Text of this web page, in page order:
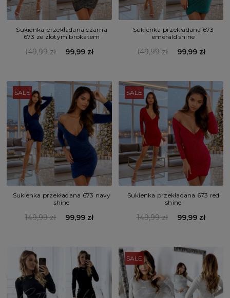
Sukienka przekładana czarna
673 ze złotym brokatem
149,99 zł 99,99 zł
Sukienka przekładana 673
emerald shine
149,99 zł 99,99 zł
SALE
Sukienka przekładana 673 navy
shine
149,99 zł 99,99 zł
SALE
Sukienka przekładana 673 red
shine
149,99 zł 99,99 zł
SALE